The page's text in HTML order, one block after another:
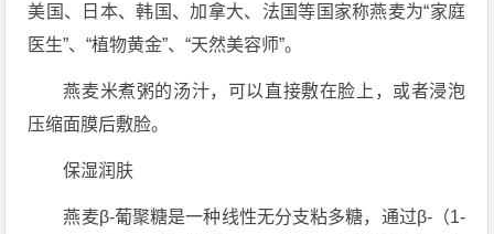
美国、日本、韩国、加拿大、法国等国家称燕麦为“家庭
医生”、“植物黄金”、“天然美容师”。
燕麦米煮粥的汤汁，可以直接敷在脸上，或者浸泡
压缩面膜后敷脸。
保湿润肤
燕麦β-葡聚糖是一种线性无分支粘多糖，通过β-（1-